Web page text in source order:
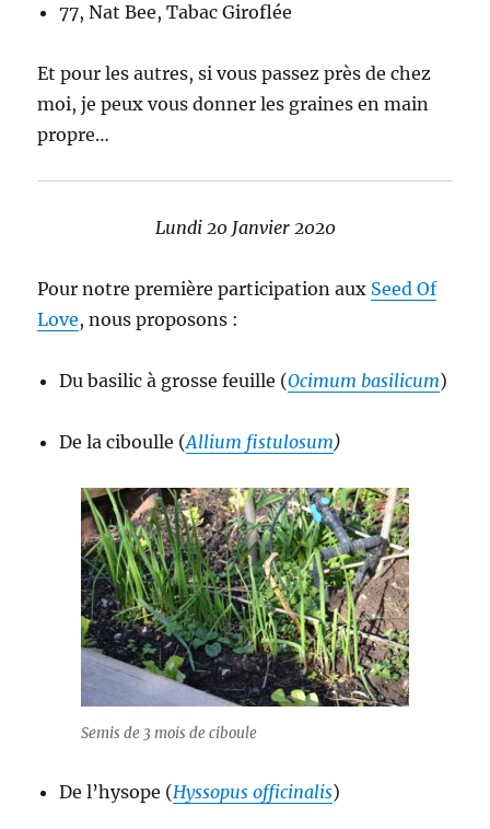
77, Nat Bee, Tabac Giroflée
Et pour les autres, si vous passez près de chez
moi, je peux vous donner les graines en main
propre…
Lundi 20 Janvier 2020
Pour notre première participation aux Seed Of
Love, nous proposons :
Du basilic à grosse feuille (Ocimum basilicum)
De la ciboulle (Allium fistulosum)
Semis de 3 mois de ciboule
De l’hysope (Hyssopus officinalis)